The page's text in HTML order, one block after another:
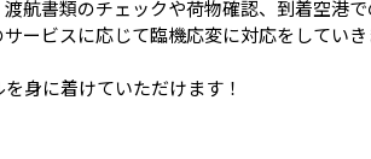
航書類のチェックや荷物確認、到着空港
ービスに応じて臨機応変に対応をしていき
身に着けていただけます！